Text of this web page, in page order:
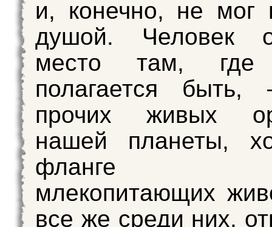
и, конечно, не мог
душой. Человек
место там,
полагается
прочих живых
нашей планеты,
фланге
млекопитающих
все же среди них,